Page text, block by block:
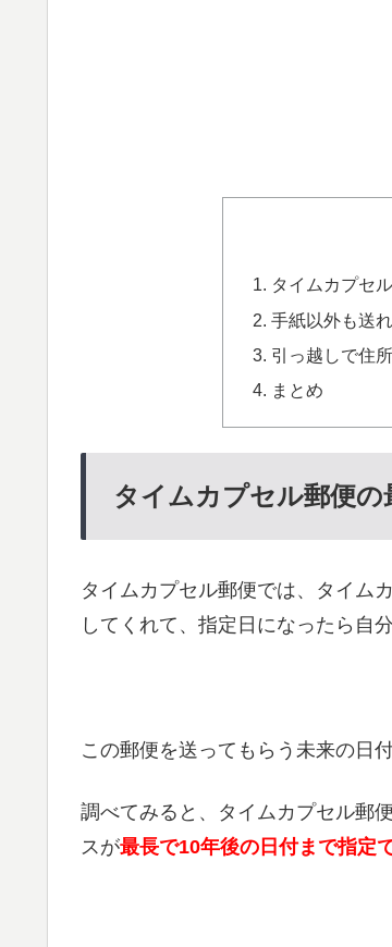
タイムカプセ
手紙以外も送
引っ越しで住
まとめ
タイムカプセル郵便の
タイムカプセル郵便では、タイム
してくれて、指定日になったら自
この郵便を送ってもらう未来の日
調べてみると、タイムカプセル郵
スが最長で10年後の日付まで指定